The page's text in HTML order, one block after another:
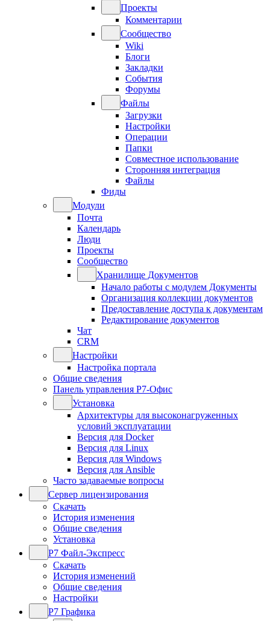
Проекты
Комментарии
Сообщество
Wiki
Блоги
Закладки
События
Форумы
Файлы
Загрузки
Настройки
Операции
Папки
Совместное использование
Сторонняя интеграция
Файлы
Фиды
Модули
Почта
Календарь
Люди
Проекты
Сообщество
Хранилище Документов
Начало работы с модулем Документы
Организация коллекции документов
Предоставление доступа к документам
Редактирование документов
Чат
CRM
Настройки
Настройка портала
Общие сведения
Панель управления Р7-Офис
Установка
Архитектуры для высоконагруженных
условий эксплуатации
Версия для Docker
Версия для Linux
Версия для Windows
Версия для Ansible
Часто задаваемые вопросы
Сервер лицензирования
Скачать
История изменения
Общие сведения
Установка
Р7 Файл-Экспресс
Скачать
История изменений
Общие сведения
Настройки
Р7 Графика